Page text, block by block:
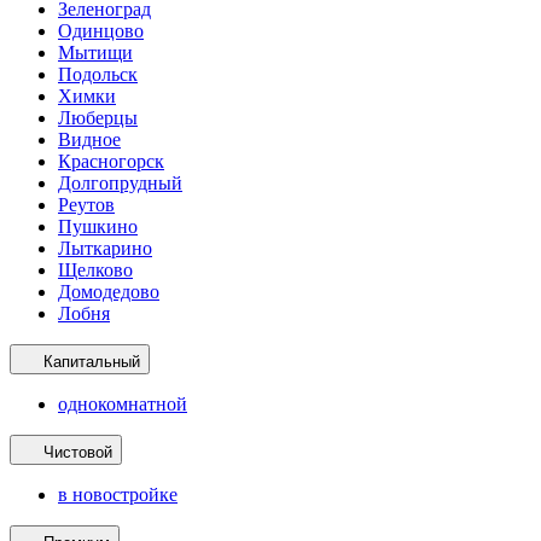
Зеленоград
Одинцово
Мытищи
Подольск
Химки
Люберцы
Видное
Красногорск
Долгопрудный
Реутов
Пушкино
Лыткарино
Щелково
Домодедово
Лобня
Капитальный
однокомнатной
Чистовой
в новостройке